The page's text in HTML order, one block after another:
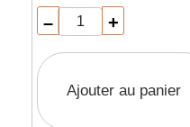
– +
Ajouter au panier